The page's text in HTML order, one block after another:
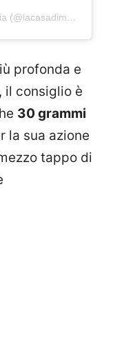
Un post condiviso da La Casa di Mattia (@lacasadimattia)
profonda e
il consiglio è
30 grammi
la sua azione
tappo di